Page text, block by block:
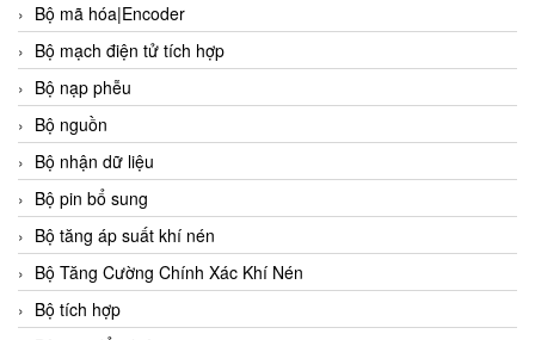
Bộ mã hóa|Encoder
Bộ mạch điện tử tích hợp
Bộ nạp phễu
Bộ nguồn
Bộ nhận dữ liệu
Bộ pin bổ sung
Bộ tăng áp suất khí nén
Bộ Tăng Cường Chính Xác Khí Nén
Bộ tích hợp